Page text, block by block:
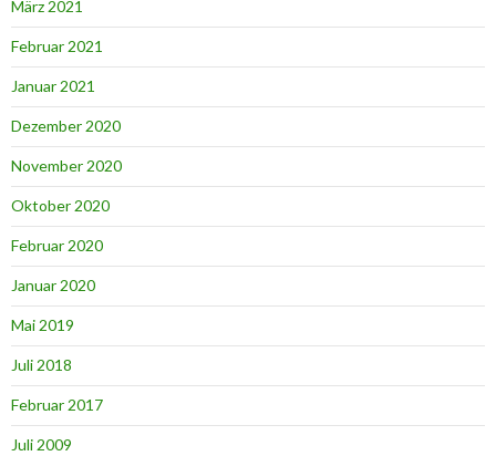
März 2021
Februar 2021
Januar 2021
Dezember 2020
November 2020
Oktober 2020
Februar 2020
Januar 2020
Mai 2019
Juli 2018
Februar 2017
Juli 2009